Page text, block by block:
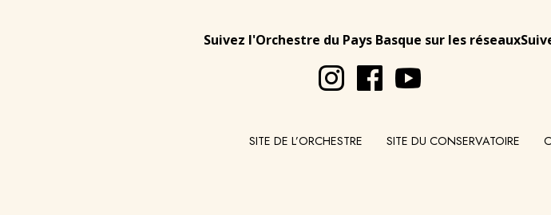
Suivez l'Orchestre du Pays Basque sur les réseaux
SITE DE L’ORCHESTRE SITE DU CONSERVATOIRE